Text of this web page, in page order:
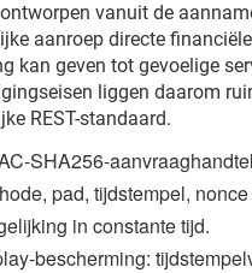
vanuit de
aanroep directe
kan geven tot gevoelige
liggen daarom
REST-standaard.
SHA256-
pad, tijdstempel,
in constante tijd.
bescherming: